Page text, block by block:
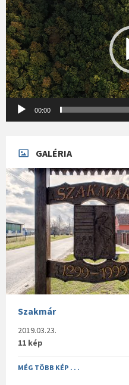
00:00
GALÉRIA
Szakmár
2019.03.23.
11 kép
MÉG TÖBB KÉP . . .